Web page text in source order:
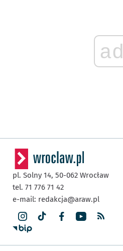
ad
pl. Solny 14, 50-062 Wrocław
tel. 71 776 71 42
e-mail: redakcja@araw.pl